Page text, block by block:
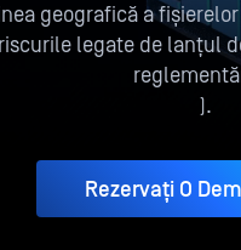
geografică a
legate de lanțul
).
Rezervați O